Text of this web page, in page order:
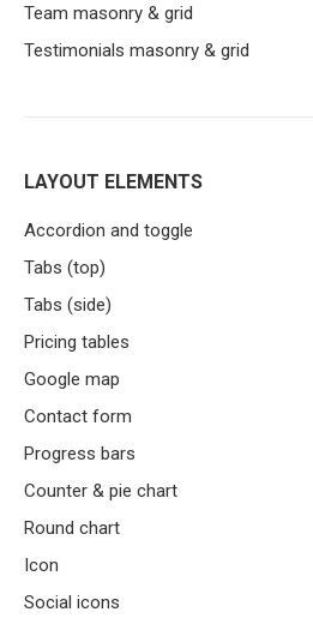
Team masonry & grid
Testimonials masonry & grid
LAYOUT ELEMENTS
Accordion and toggle
Tabs (top)
Tabs (side)
Pricing tables
Google map
Contact form
Progress bars
Counter & pie chart
Round chart
Icon
Social icons